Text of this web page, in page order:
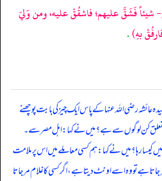
شيئاً فَشَقَّ عليهم؛ فاشقُقْ عليه، ومن وَليَ
بهِ).
عائشہ رضی اللہ عنہا کے پاس ایک چیز کی بابت پوچھنے
کن لوگوں سے ہے؟ میں نے کہا: اہل مصر سے۔
کیسا رہا؟ میں نے کہا: ہم کسی معاملے میں اس پر ملامت
ہے تو وہ اسے اونٹ دیتا ہے، اگر کسی کا غلام مر جاتا